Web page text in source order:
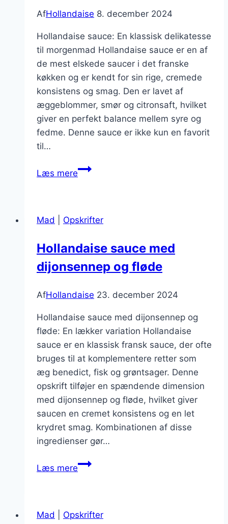
AfHollandaise 8. december 2024
Hollandaise sauce: En klassisk delikatesse
til morgenmad Hollandaise sauce er en af
de mest elskede saucer i det franske
køkken og er kendt for sin rige, cremede
konsistens og smag. Den er lavet af
æggeblommer, smør og citronsaft, hvilket
giver en perfekt balance mellem syre og
fedme. Denne sauce er ikke kun en favorit
til…
Læs mereHollandaise
æg
bacon
Mad Opskrifter
Hollandaise sauce med
dijonsennep og fløde
AfHollandaise 23. december 2024
Hollandaise sauce med dijonsennep og
fløde: En lækker variation Hollandaise
sauce er en klassisk fransk sauce, der ofte
bruges til at komplementere retter som
æg benedict, fisk og grøntsager. Denne
opskrift tilføjer en spændende dimension
med dijonsennep og fløde, hvilket giver
saucen en cremet konsistens og en let
krydret smag. Kombinationen af disse
ingredienser gør…
Læs mereHollandaise
og
Mad Opskrifter